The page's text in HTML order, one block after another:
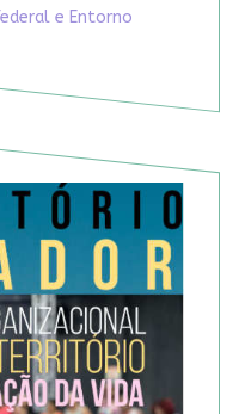
e Entorno